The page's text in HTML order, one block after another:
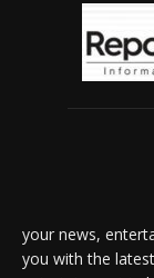
your news,
you with the